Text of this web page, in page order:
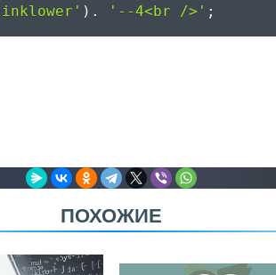
) . '--4<br />' ;
ПОХОЖИЕ